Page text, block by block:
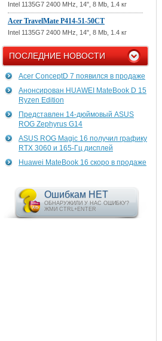
Intel 1135G7 2400 MHz, 14", 8 Mb, 1.4 кг
Acer TravelMate P414-51-50CT
Intel 1135G7 2400 MHz, 14", 8 Mb, 1.4 кг
ПОСЛЕДНИЕ НОВОСТИ
Acer ConceptD 7 появился в продаже
Анонсирован HUAWEI MateBook D 15
Ryzen Edition
Представлен 14-дюймовый ASUS
ROG Zephyrus G14
ASUS ROG Magic 16 получил графику
RTX 3060 и 165-Гц дисплей
Huawei MateBook 16 скоро в продаже
Ошибкам НЕТ
ОБНАРУЖИЛИ У НАС ОШИБКУ?
ЖМИ CTRL+ENTER